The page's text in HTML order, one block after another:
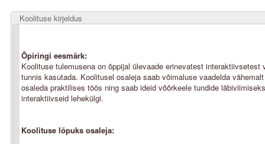
Koolituse kirjeldus
Õpiringi eesmärk:
Koolituse tulemusena on õppijal ülevaade erinevatest
tunnis kasutada. Koolitusel osaleja saab võimaluse vaadelda
osaleda praktilises töös ning saab ideid võõrkeele tundide
interaktiivseid lehekülgi.
Koolituse lõpuks osaleja: